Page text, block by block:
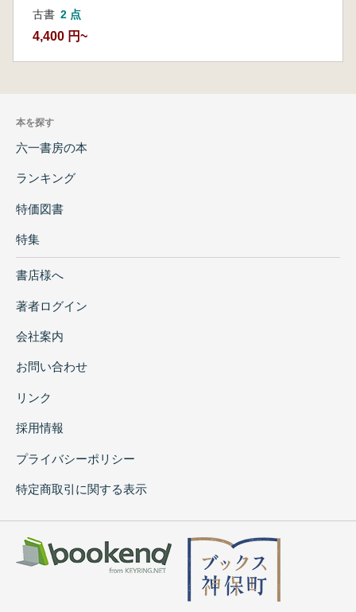
古書 2 点
4,400 円~
本を探す
六一書房の本
ランキング
特価図書
特集
書店様へ
著者ログイン
会社案内
お問い合わせ
リンク
採用情報
プライバシーポリシー
特定商取引に関する表示